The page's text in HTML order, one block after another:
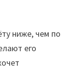
ниже, чем по
его